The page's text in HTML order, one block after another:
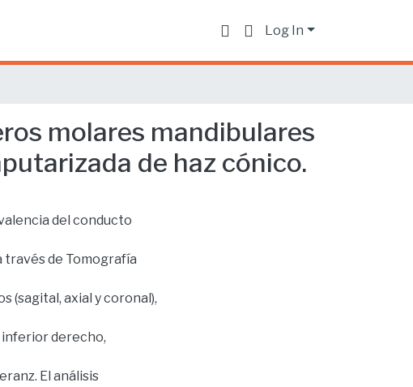
Log In
molares mandibulares
de haz cónico.
del conducto
través de Tomografía
(sagital, axial y coronal),
inferior derecho,
El análisis